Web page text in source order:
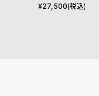
アンバー
¥27,500(税込)